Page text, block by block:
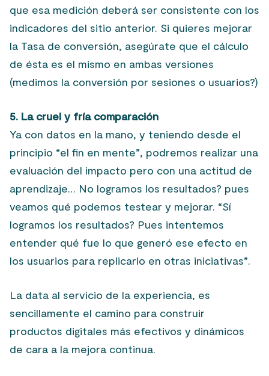
que esa medición deberá ser consistente con los
indicadores del sitio anterior. Si quieres mejorar
la Tasa de conversión, asegúrate que el cálculo
de ésta es el mismo en ambas versiones
(medimos la conversión por sesiones o usuarios?)
5. La cruel y fría comparación
Ya con datos en la mano, y teniendo desde el
principio “el fin en mente”, podremos realizar una
evaluación del impacto pero con una actitud de
aprendizaje… No logramos los resultados? pues
veamos qué podemos testear y mejorar. “Sí
logramos los resultados? Pues intentemos
entender qué fue lo que generó ese efecto en
los usuarios para replicarlo en otras iniciativas”.
La data al servicio de la experiencia, es
sencillamente el camino para construir
productos digitales más efectivos y dinámicos
de cara a la mejora continua.